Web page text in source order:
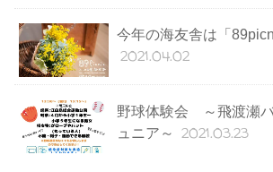
今年の海友舎は「
2021.04.02
野球体験会 ～飛渡瀬
ュニア～
2021.03.23